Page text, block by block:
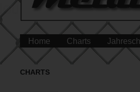
Home Charts
CHARTS